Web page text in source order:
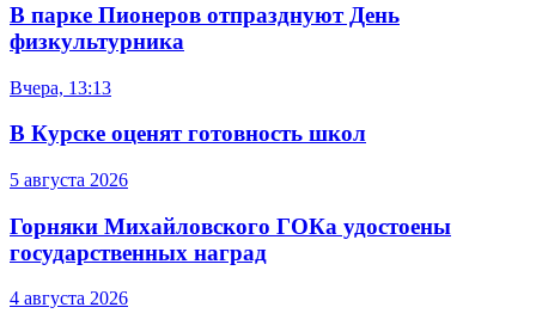
В парке Пионеров отпразднуют День
физкультурника
Вчера, 13:13
В Курске оценят готовность школ
5 августа 2026
Горняки Михайловского ГОКа удостоены
государственных наград
4 августа 2026